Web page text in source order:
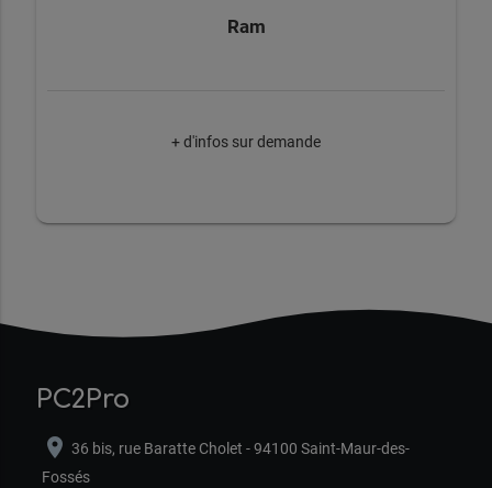
Ram
+ d'infos sur demande
PC2Pro
location_on 36 bis, rue Baratte Cholet - 94100 Saint-Maur-des-
Fossés